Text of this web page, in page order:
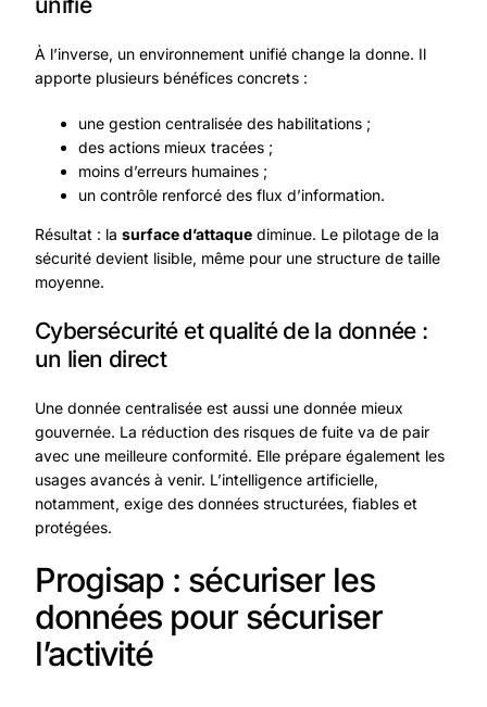
À l’inverse, un environnement unifié change la donne. Il
apporte plusieurs bénéfices concrets :
une gestion centralisée des habilitations ;
des actions mieux tracées ;
moins d’erreurs humaines ;
un contrôle renforcé des flux d’information.
Résultat : la surface d’attaquediminue. Le pilotage de la
sécurité devient lisible, même pour une structure de taille
moyenne.
Cybersécurité et qualité de la donnée :
un lien direct
Une donnée centralisée est aussi une donnée mieux
gouvernée. La réduction des risques de fuite va de pair
avec une meilleure conformité. Elle prépare également les
usages avancés à venir. L’intelligence artificielle,
notamment, exige des données structurées, fiables et
protégées.
Progisap : sécuriser les
données pour sécuriser
l’activité